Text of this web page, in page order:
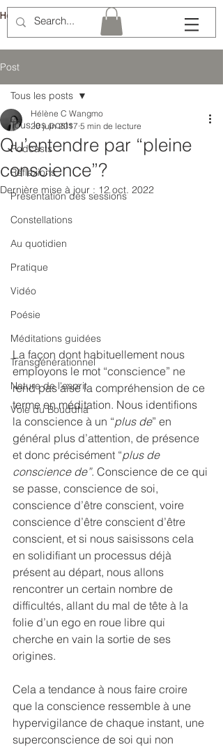
Hélène Lémery
Post
Tous les posts
Podcasts
Réflexions
Présentation des sessions
Constellations
Au quotidien
Pratique
Vidéo
Poésie
Méditations guidées
Transgénérationnel
Nature de l'esprit
Voie du Bouddha
Tous les posts
Qu’entendre par “pleine
conscience”?
Hélène C Wangmo
20 juin 2017 5 min de lecture
Dernière mise à jour : 12 oct. 2022
La façon dont habituellement nous
employons le mot “conscience” ne
rend pas aisé la compréhension de ce
terme en méditation. Nous identifions
la conscience à un “plus de” en
général plus d’attention, de présence
et donc précisément “plus de
conscience de”. Conscience de ce qui
se passe, conscience de soi,
conscience d’être conscient, voire
conscience d’être conscient d’être
conscient, et si nous saisissons cela
en solidifiant un processus déjà
présent au départ, nous allons
rencontrer un certain nombre de
difficultés, allant du mal de tête à la
folie d’un ego en roue libre qui
cherche en vain la sortie de ses
origines.
Cela a tendance à nous faire croire
que la conscience ressemble à une
hypervigilance de chaque instant, une
superconscience de soi qui non